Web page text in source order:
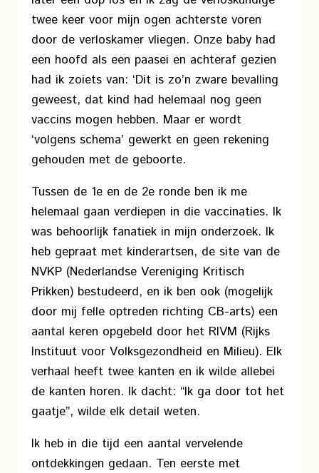
twee keer voor mijn ogen achterste voren
door de verloskamer vliegen. Onze baby had
een hoofd als een paasei en achteraf gezien
had ik zoiets van: ‘Dit is zo’n zware bevalling
geweest, dat kind had helemaal nog geen
vaccins mogen hebben. Maar er wordt
‘volgens schema’ gewerkt en geen rekening
gehouden met de geboorte.
Tussen de 1e en de 2e ronde ben ik me
helemaal gaan verdiepen in die vaccinaties. Ik
was behoorlijk fanatiek in mijn onderzoek. Ik
heb gepraat met kinderartsen, de site van de
NVKP (Nederlandse Vereniging Kritisch
Prikken) bestudeerd, en ik ben ook (mogelijk
door mij felle optreden richting CB-arts) een
aantal keren opgebeld door het RIVM (Rijks
Instituut voor Volksgezondheid en Milieu). Elk
verhaal heeft twee kanten en ik wilde allebei
de kanten horen. Ik dacht: “Ik ga door tot het
gaatje”, wilde elk detail weten.
Ik heb in die tijd een aantal vervelende
ontdekkingen gedaan. Ten eerste met